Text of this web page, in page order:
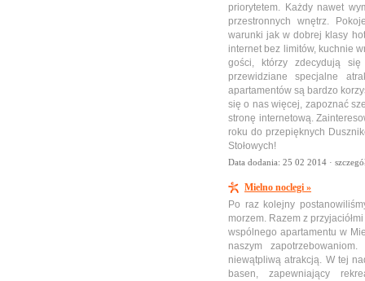
priorytetem. Każdy nawet
przestronnych wnętrz.
warunki jak w dobrej klasy
internet bez limitów, kuchnie
gości, którzy zdecydują
przewidziane specjalne
apartamentów są bardzo
się o nas więcej, zapoznać
stronę internetową.
roku do przepięknych
Stołowych!
Data dodania: 25 02 2014 ·
Mielno noclegi »
Po raz kolejny
morzem. Razem z
wspólnego apartamentu w
naszym
niewątpliwą atrakcją. W tej
basen, zapewniający